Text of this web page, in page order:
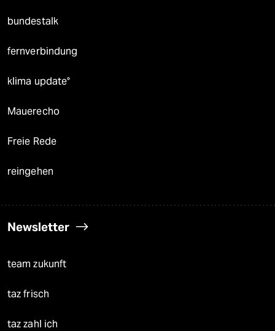
bundestalk
fernverbindung
klima update°
Mauerecho
Freie Rede
reingehen
Newsletter
team zukunft
taz frisch
taz zahl ich